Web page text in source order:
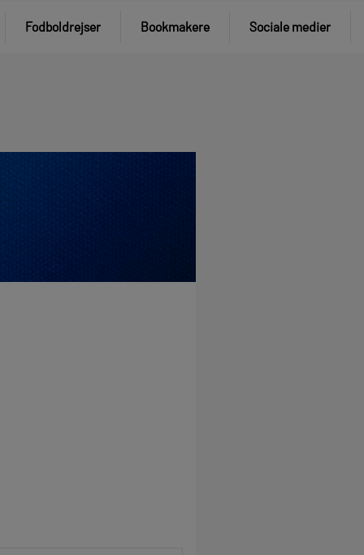
Fodboldrejser Bookmakere Sociale medier